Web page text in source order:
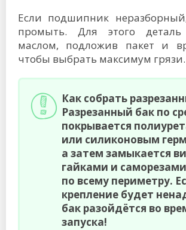
Если подшипник
промыть. Для этого деталь
маслом, подложив пакет и
чтобы выбрать максимум грязи.
Как собрать
Разрезанный бак по
покрывается
или силиконовым
а затем замыкается
гайками и
по всему периметру.
крепление будет
бак разойдётся во
запуска!